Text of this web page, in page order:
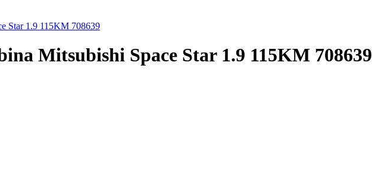
Star 1.9 115KM 708639
Mitsubishi Space Star 1.9 115KM 708639